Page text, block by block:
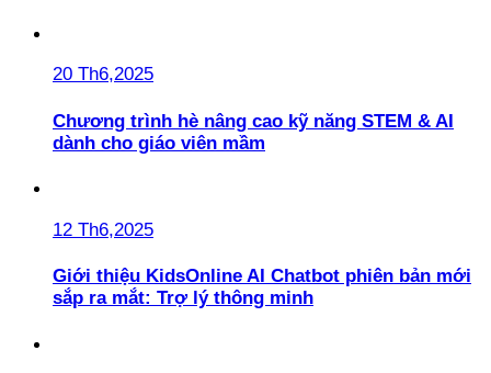
20 Th6,2025
Chương trình hè nâng cao kỹ năng STEM & AI
dành cho giáo viên mầm
12 Th6,2025
Giới thiệu KidsOnline AI Chatbot phiên bản mới
sắp ra mắt: Trợ lý thông minh